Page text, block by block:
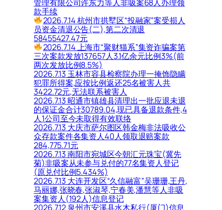
管理有限公司许东力等人非吸案68人办理领
款手续
2026.7.14 杭州市拱墅区“投融家”案受损人
员资金清退公告(二),第二次清退
58455427.47元
2026.7.14 上海市“聚财猫系”集资诈骗案第
三次案款发放137657人3.1亿余元比例3%(前
两次发放比例8.5%)
2026.7.13 玉林市容县检察院办理一掩饰隐瞒
犯罪所得案,应按比例返还25名被害人共
3422.72元,无法联系被害人
2026.7.13 昭通市镇雄县清理出一批应退未退
的保证金合计30789.04,现已具备退款条件,4
人1公司至今未取得有效联络
2026.7.13 大庆市萨尔图区韩金梅非法吸收公
众存款案件各集资人40人领取退赔案款
284,775.71元
2026.7.13 南阳市宛城区今朝汇元珠宝(冀先
菊)非吸案从未参与兑付的77名集资人登记
(原兑付比例5.434%)
2026.7.13 大连开发区“久信融富”吴珊珊,王丹,
马丽娜,张晓春,张淑琴,宁春美,潘慧等人非吸
案集资人(192人)信息登记
2026.7.12 泉州市安溪县水木私行(厦门)信息